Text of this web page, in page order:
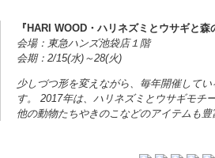
『HARI WOOD・ハリネズミとウサギと森
会場：東急ハンズ池袋店１階
会期：2/15(水)～28(火)
少しづつ形を変えながら、毎年開催して
す。 2017年は、ハリネズミとウサギモチ
他の動物たちやきのこなどのアイテムも